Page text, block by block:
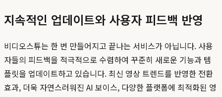
지속적인 업데이트와 사용자 피드백 반영
비디오스튜는 한 번 만들어지고 끝나는 서비스가 아닙니다. 사용
자들의 피드백을 적극적으로 수렴하여 꾸준히 새로운 기능과 템
플릿을 업데이트하고 있습니다. 최신 영상 트렌드를 반영한 전환
효과, 더욱 자연스러워진 AI 보이스, 다양한 플랫폼에 최적화된 영